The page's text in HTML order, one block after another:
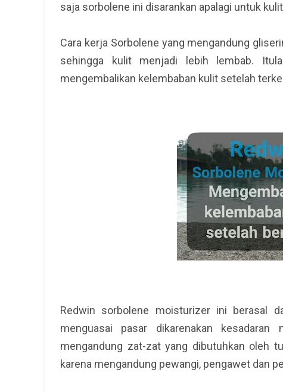
saja sorbolene ini disarankan apalagi untuk
Cara kerja Sorbolene yang mengandung
sehingga kulit menjadi lebih lembab.
mengembalikan kelembaban kulit setelah
Redwin sorbolene moisturizer ini berasal
menguasai pasar dikarenakan
mengandung zat-zat yang dibutuhkan oleh
karena mengandung pewangi, pengawet dan